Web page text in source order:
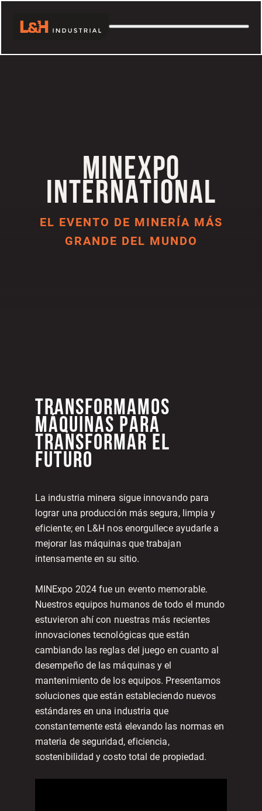
MINEXPO
INTERNATIONAL
EL EVENTO DE MINERÍA MÁS
GRANDE DEL MUNDO
TRANSFORMAMOS
MÁQUINAS PARA
TRANSFORMAR EL
FUTURO
La industria minera sigue innovando para
lograr una producción más segura, limpia y
eficiente; en L&H nos enorgullece ayudarle a
mejorar las máquinas que trabajan
intensamente en su sitio. ​​
MINExpo 2024 fue un evento memorable.
Nuestros equipos humanos de todo el mundo
estuvieron ahí con nuestras más recientes
innovaciones tecnológicas que están
cambiando las reglas del juego en cuanto al
desempeño de las máquinas y el
mantenimiento de los equipos. Presentamos
soluciones que están estableciendo nuevos
estándares en una industria que
constantemente está elevando las normas en
materia de seguridad, eficiencia,
sostenibilidad y costo total de propiedad.